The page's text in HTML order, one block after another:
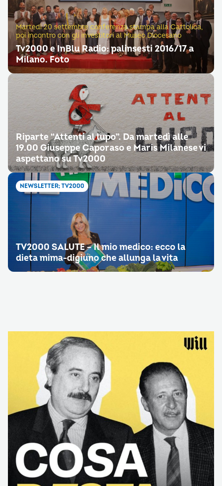
Martedì 20 settembre conferenza stampa alla Cattolica,
poi incontro con gli investitori al Museo Diocesano
Tv2000 e InBlu Radio: palinsesti 2016/17 a
Milano. Foto
Riparte “Attenti al lupo”. Da martedì alle
19.00 Giuseppe Caporaso e Maris Milanese vi
aspettano su Tv2000
NEWSLETTER; TV2000
TV2000 SALUTE – Il mio medico: ecco la
dieta mima-digiuno che allunga la vita